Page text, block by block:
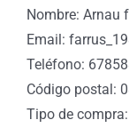
Nombre: Arnau
Email:
Teléfono:
Código postal:
Tipo de